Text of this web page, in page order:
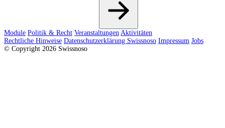
Module Politik & Recht Veranstaltungen Aktivitäten
Rechtliche Hinweise Datenschutzerklärung Swissnoso Impressum Jobs
© Copyright 2026 Swissnoso